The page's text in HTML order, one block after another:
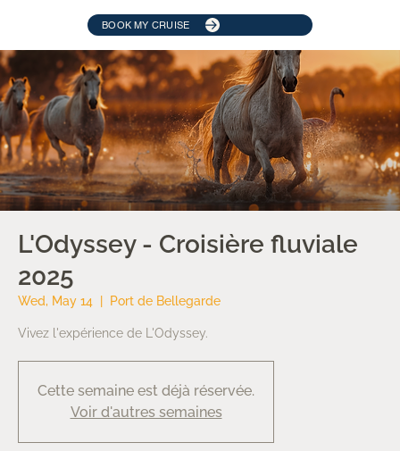
BOOK MY CRUISE
L'Odyssey - Croisière fluviale
2025
Wed, May 14 Port de Bellegarde
Vivez l'expérience de L'Odyssey.
Cette semaine est déjà réservée.
Voir d'autres semaines